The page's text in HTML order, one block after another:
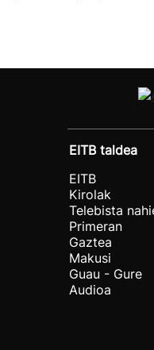
EITB taldea
EITB
Kirolak
Telebista
Primeran
Gaztea
Makusi
Guau - Gure
Audioa